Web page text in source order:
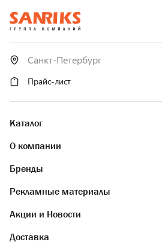
ОПТОМ
И В РОЗНИЦУ
Прайс-лист
Каталог
О компании
Бренды
Рекламные материалы
Акции и Новости
Доставка